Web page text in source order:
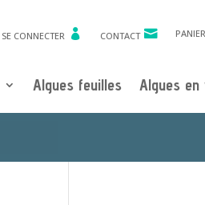
SE CONNECTER CONTACT PANIER
Algues feuilles Algues